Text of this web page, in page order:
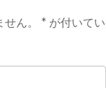
ん。 * が付いてい